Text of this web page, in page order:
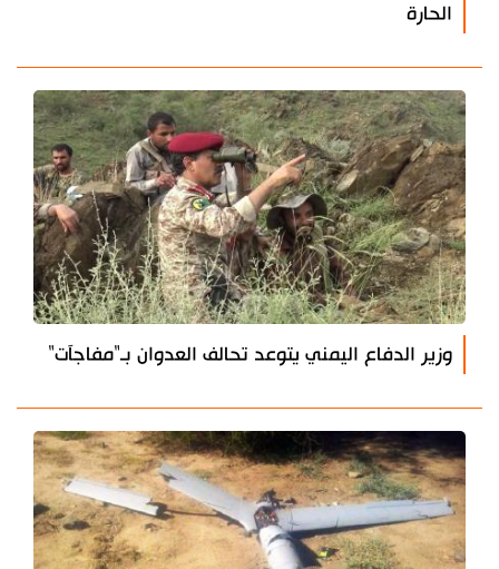
الحارة
وزير الدفاع اليمني يتوعد تحالف العدوان بـ"مفاجآت"